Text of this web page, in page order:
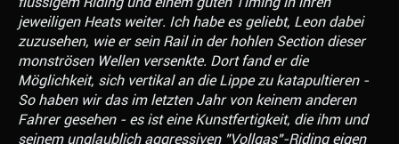
jeweiligen Heats weiter. Ich habe es geliebt, Leon dabei
zuzusehen, wie er sein Rail in der hohlen Section dieser
monströsen Wellen versenkte. Dort fand er die
Möglichkeit, sich vertikal an die Lippe zu katapultieren -
So haben wir das im letzten Jahr von keinem anderen
Fahrer gesehen - es ist eine Kunstfertigkeit, die ihm und
seinem unglaublich aggressiven "Vollgas"-Riding eigen